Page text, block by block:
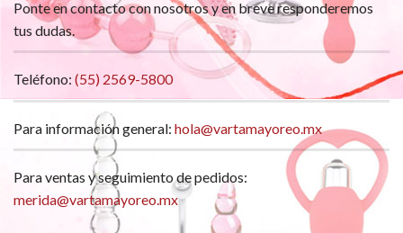
Ponte en contacto con nosotros y en breve responderemos
tus dudas.
Teléfono: (55) 2569-5800
Para información general: hola@vartamayoreo.mx
Para ventas y seguimiento de pedidos:
merida@vartamayoreo.mx